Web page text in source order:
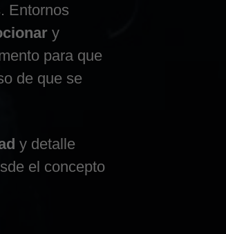
Entornos
y
para que
de que se
y detalle
el concepto